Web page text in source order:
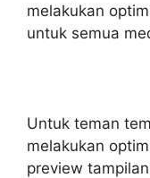
melakukan
untuk semua
Untuk teman
melakukan
preview